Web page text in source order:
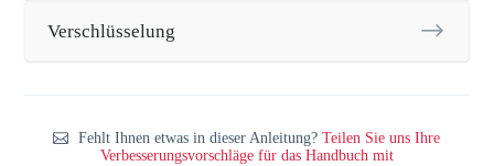
Verschlüsselung
Fehlt Ihnen etwas in dieser Anleitung?Teilen Sie uns Ihre
Verbesserungsvorschläge für das Handbuch mit